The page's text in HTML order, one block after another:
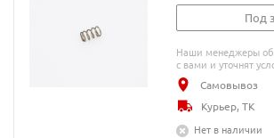
Под
Наши менеджеры
с вами и уточнят
Самовывоз
Курьер, ТК
Нет в наличии